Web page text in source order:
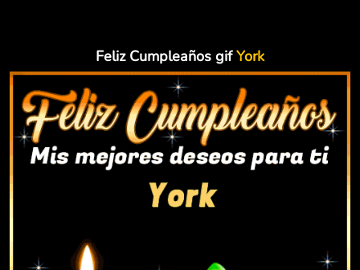
Feliz Cumpleaños gifYork